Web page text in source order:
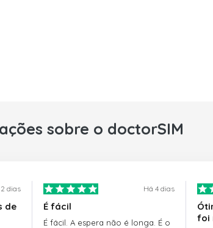
sobre o doctorSIM
dias
de
Há 4 dias
É fácil
É fácil. A espera não é longa. É o
foi